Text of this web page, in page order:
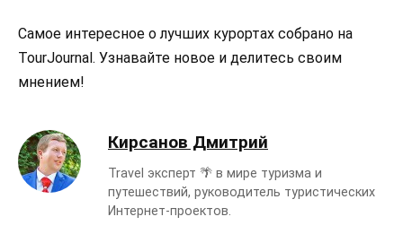
Самое интересное о лучших курортах собрано на
TourJournal. Узнавайте новое и делитесь своим
мнением!
Кирсанов Дмитрий
Travel эксперт 🌴 в мире туризма и
путешествий, руководитель туристических
Интернет-проектов.